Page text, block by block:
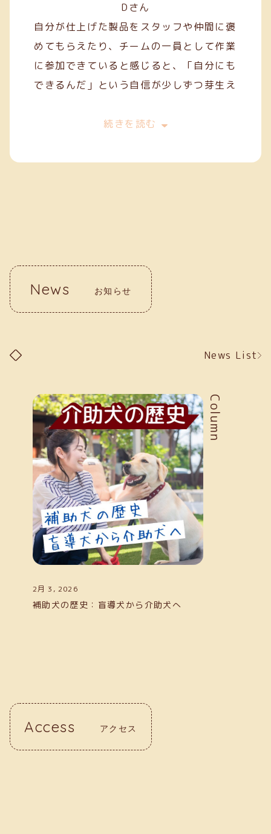
Dさん
自分が仕上げた製品をスタッフや仲間に褒
めてもらえたり、チームの一員として作業
に参加できていると感じると、「自分にも
できるんだ」という自信が少しずつ芽生え
今は、一般就労を目指してスキルを磨きな
す。クリーフでの経験が、自分の「働く
続きを読む
News お知らせ
News List
お知らせ
Column
2月 3, 2026
補助犬の歴史：盲導犬から介助犬へ
Access アクセス